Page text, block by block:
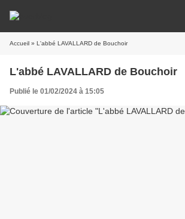
Accueil » L'abbé LAVALLARD de Bouchoir
L'abbé LAVALLARD de Bouchoir
Publié le 01/02/2024 à 15:05